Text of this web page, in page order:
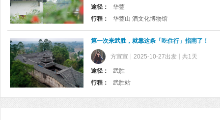
途径：
华蓥
行程：
华蓥山 酒文化博物馆
第一次来武胜，就靠这条「吃住行」指南了！
方宣宣 2025-10-27出发 共1天
途径：
武胜
行程：
武胜站